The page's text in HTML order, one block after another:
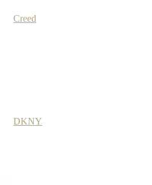
Creed
DKNY